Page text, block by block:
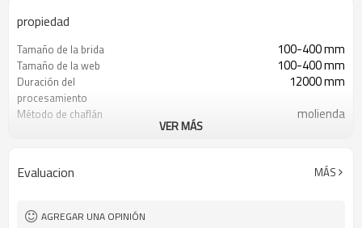
propiedad
Tamaño de la brida 100-400 mm
Tamaño de la web 100-400 mm
Duración del
procesamiento
12000 mm
Método de chaflán molienda
20 kW
Superficie del suelo ≈ 81x9x4,5 m
VER MÁS
Evaluacion MÁS
AGREGAR UNA OPINIÓN